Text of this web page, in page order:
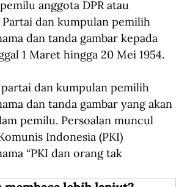
anggota DPR atau
dan kumpulan pemilih
dan tanda gambar kepada
1 Maret hingga 20 Mei 1954.
dan kumpulan pemilih
dan tanda gambar yang akan
pemilu. Persoalan muncul
Indonesia (PKI)
“PKI dan orang tak